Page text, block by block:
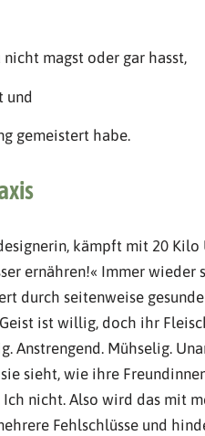
magst oder gar hasst,
und
gemeistert habe.
kämpft mit 20
ernähren!« Immer wieder
durch seitenweise
ist willig, doch ihr
Anstrengend. Mühselig.
sieht, wie ihre
nicht. Also wird das mit
Fehlschlüsse und